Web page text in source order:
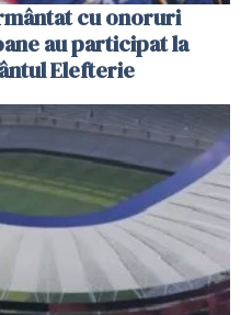
cu onoruri
au participat la
Elefterie